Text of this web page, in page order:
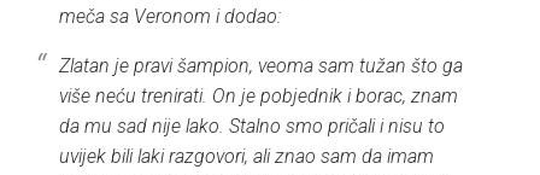
meča sa Veronom i dodao:
Zlatan je pravi šampion, veoma sam tužan što ga
više neću trenirati. On je pobjednik i borac, znam
da mu sad nije lako. Stalno smo pričali i nisu to
uvijek bili laki razgovori, ali znao sam da imam